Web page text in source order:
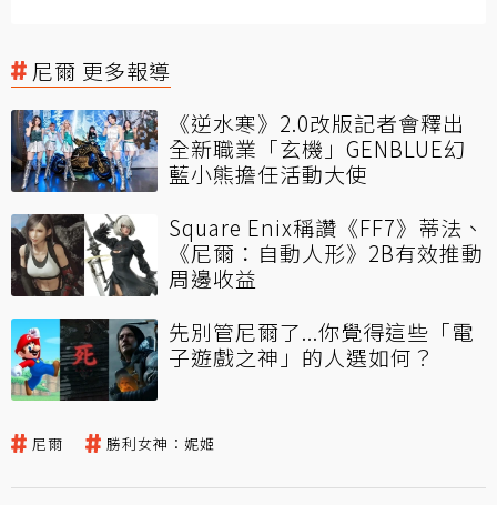
尼爾 更多報導
《逆水寒》2.0改版記者會釋出
全新職業「玄機」GENBLUE幻
藍小熊擔任活動大使
Square Enix稱讚《FF7》蒂法、
《尼爾：自動人形》2B有效推動
周邊收益
先別管尼爾了...你覺得這些「電
子遊戲之神」的人選如何？
尼爾 勝利女神：妮姬